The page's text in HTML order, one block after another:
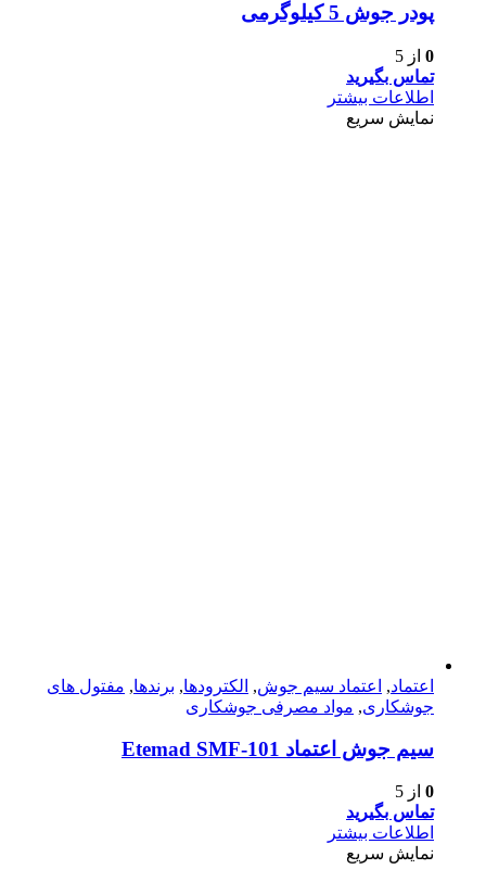
پودر جوش 5 کیلوگرمی
0 از 5
تماس بگیرید
اطلاعات بیشتر
نمایش سریع
اعتماد, اعتماد سیم جوش, الکترودها, برندها, مفتول های
جوشکاری, مواد مصرفی جوشکاری
سیم جوش اعتماد Etemad SMF-101
0 از 5
تماس بگیرید
اطلاعات بیشتر
نمایش سریع